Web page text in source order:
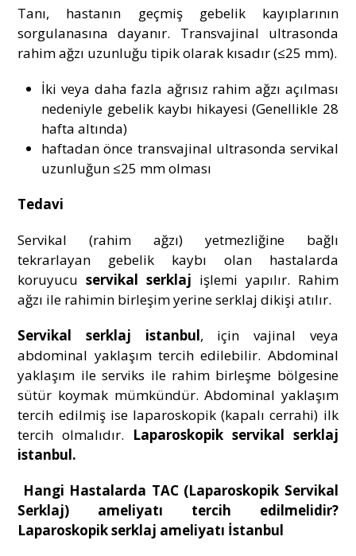
Tanı, hastanın geçmiş gebelik kayıplarının
sorgulanasına dayanır. Transvajinal ultrasonda
rahim ağzı uzunluğu tipik olarak kısadır (≤25 mm).
İki veya daha fazla ağrısız rahim ağzı açılması
nedeniyle gebelik kaybı hikayesi (Genellikle 28
hafta altında)
haftadan önce transvajinal ultrasonda servikal
uzunluğun ≤25 mm olması
Tedavi
Servikal (rahim ağzı) yetmezliğine bağlı
tekrarlayan gebelik kaybı olan hastalarda
koruyucuservikal serklaj işlemi yapılır. Rahim
ağzı ile rahimin birleşim yerine serklaj dikişi atılır.
Servikal serklaj istanbul, için vajinal veya
abdominal yaklaşım tercih edilebilir. Abdominal
yaklaşım ile serviks ile rahim birleşme bölgesine
sütür koymak mümkündür. Abdominal yaklaşım
tercih edilmiş ise laparoskopik (kapalı cerrahi) ilk
tercih olmalıdır. Laparoskopik servikal serklaj
istanbul.
Hangi Hastalarda TAC (Laparoskopik Servikal
Serklaj) ameliyatı tercih edilmelidir?
Laparoskopik serklaj ameliyatı İstanbul